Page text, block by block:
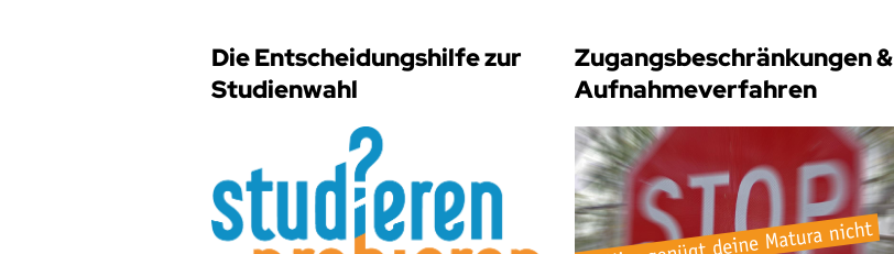
Die Entscheidungshilfe zur
Studienwahl
Zugangsbeschränkungen &
Aufnahmeverfahren